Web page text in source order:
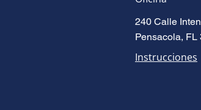
240 Calle
Pensacola, FL
Instrucciones